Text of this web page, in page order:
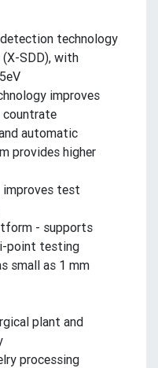
technology
SDD), with
improves
automatic
provides higher
test
- supports
point testing
small as 1 mm
plant and
processing